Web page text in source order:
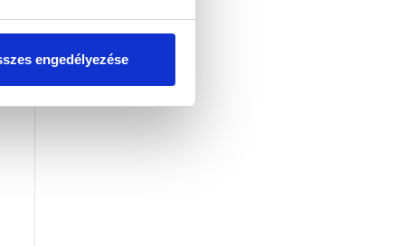
engedélyezése